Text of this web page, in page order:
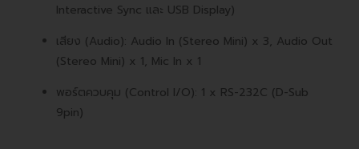
Interactive Sync และ USB Display)
เสียง (Audio): Audio In (Stereo Mini) x 3, Audio Out
(Stereo Mini) x 1, Mic In x 1
พอร์ตควบคุม (Control I/O): 1 x RS-232C (D-Sub
9pin)